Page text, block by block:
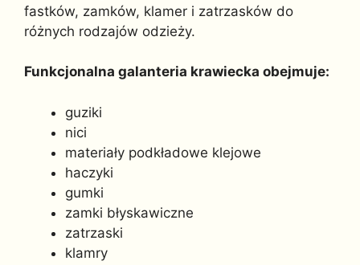
fastków, zamków, klamer i zatrzasków do
różnych rodzajów odzieży.
Funkcjonalna galanteria krawiecka obejmuje:
guziki
nici
materiały podkładowe klejowe
haczyki
gumki
zamki błyskawiczne
zatrzaski
klamry